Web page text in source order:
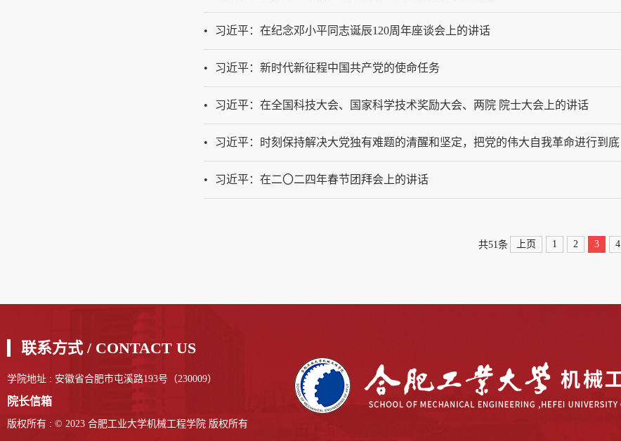
习近平：在纪念邓小平同志诞辰120周年座谈会上的讲话
习近平：新时代新征程中国共产党的使命任务
习近平：在全国科技大会、国家科学技术奖励大会、两院 院士大会上的讲话
习近平：时刻保持解决大党独有难题的清醒和坚定，把党的伟大自我革命进行到底
习近平：在二〇二四年春节团拜会上的讲话
共51条 上页 1 2 3 4
联系方式 / CONTACT US
学院地址 : 安徽省合肥市屯溪路193号（230009）
院长信箱
版权所有 : © 2023 合肥工业大学机械工程学院 版权所有